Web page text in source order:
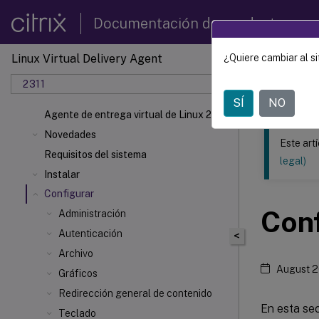
Documentación de productos
Linux Virtual Delivery Agent
2311
Agente de entrega virtual de Linux 2311
Novedades
Requisitos del sistema
Instalar
Configurar
Administración
Autenticación
Archivo
Gráficos
Redirección general de contenido
Teclado
Este
<
Este
legal)
August
En esta
¿Quiere cambiar al
SÍ NO